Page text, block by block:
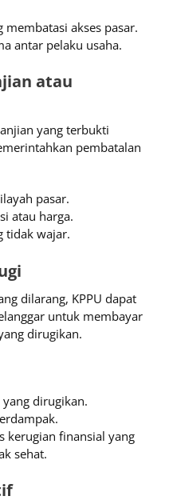
akses pasar.
antar pelaku usaha.
atau
yang terbukti
pembatalan
pasar.
atau harga.
tidak wajar.
dilarang, KPPU dapat
untuk membayar
dirugikan.
dirugikan.
kerugian finansial yang
sehat.